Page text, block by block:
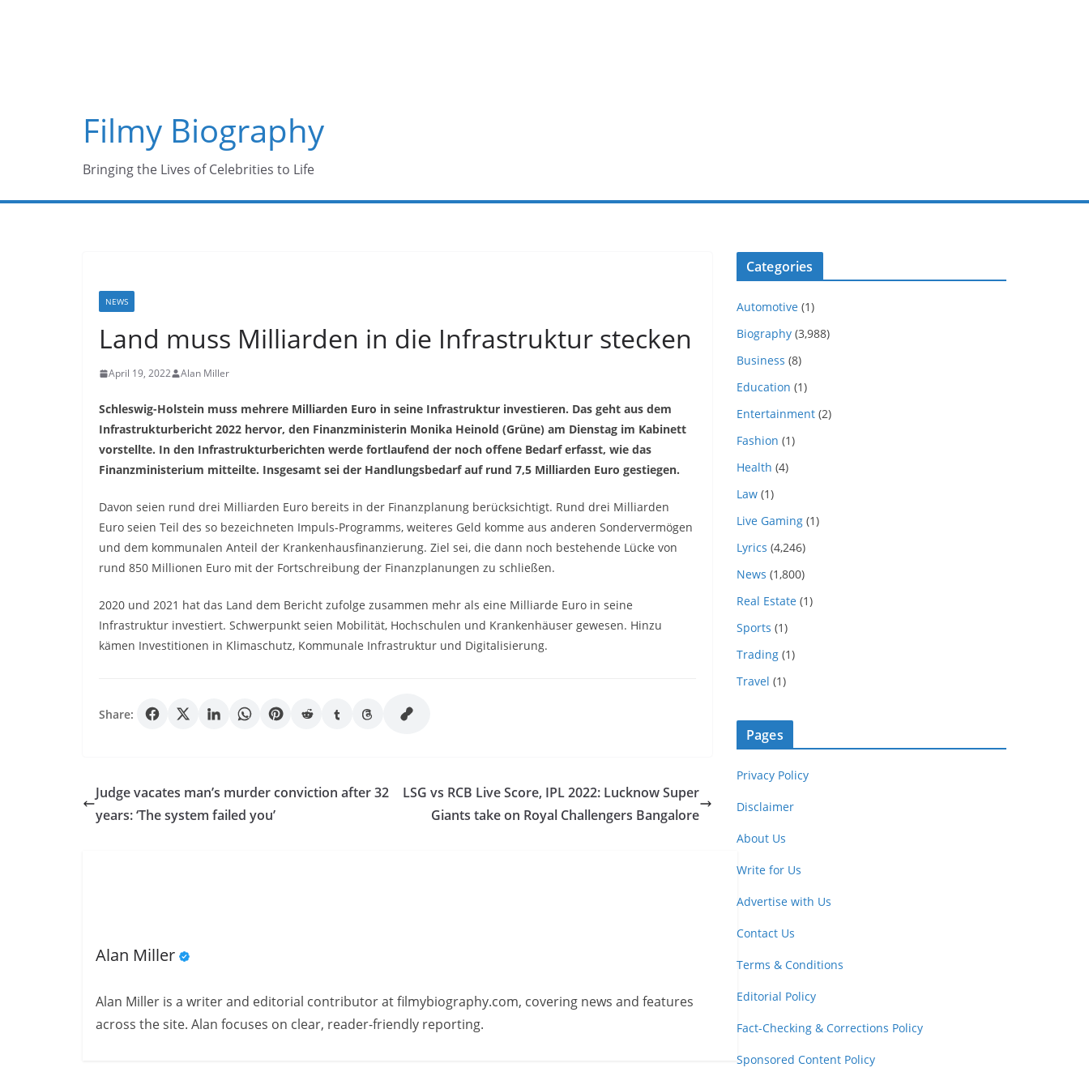
Filmy Biography
Bringing the Lives of Celebrities to Life
NEWS
Land muss Milliarden in die Infrastruktur stecken
April 19, 2022 Alan Miller
Schleswig-Holstein muss mehrere Milliarden Euro in seine Infrastruktur investieren. Das geht aus dem
Infrastrukturbericht 2022 hervor, den Finanzministerin Monika Heinold (Grüne) am Dienstag im Kabinett
vorstellte. In den Infrastrukturberichten werde fortlaufend der noch offene Bedarf erfasst, wie das
Finanzministerium mitteilte. Insgesamt sei der Handlungsbedarf auf rund 7,5 Milliarden Euro gestiegen.
Davon seien rund drei Milliarden Euro bereits in der Finanzplanung berücksichtigt. Rund drei Milliarden
Euro seien Teil des so bezeichneten Impuls-Programms, weiteres Geld komme aus anderen Sondervermögen
und dem kommunalen Anteil der Krankenhausfinanzierung. Ziel sei, die dann noch bestehende Lücke von
rund 850 Millionen Euro mit der Fortschreibung der Finanzplanungen zu schließen.
2020 und 2021 hat das Land dem Bericht zufolge zusammen mehr als eine Milliarde Euro in seine
Infrastruktur investiert. Schwerpunkt seien Mobilität, Hochschulen und Krankenhäuser gewesen. Hinzu
kämen Investitionen in Klimaschutz, Kommunale Infrastruktur und Digitalisierung.
Share:
Judge vacates man’s murder conviction after 32
years: ‘The system failed you’
LSG vs RCB Live Score, IPL 2022: Lucknow Super
Giants take on Royal Challengers Bangalore
Alan Miller
Alan Miller is a writer and editorial contributor at filmybiography.com, covering news and features
across the site. Alan focuses on clear, reader-friendly reporting.
Categories
Automotive (1)
Biography (3,988)
Business (8)
Education (1)
Entertainment (2)
Fashion (1)
Health (4)
Law (1)
Live Gaming (1)
Lyrics (4,246)
News (1,800)
Real Estate (1)
Sports (1)
Trading (1)
Travel (1)
Pages
Privacy Policy
Disclaimer
About Us
Write for Us
Advertise with Us
Contact Us
Terms & Conditions
Editorial Policy
Fact-Checking & Corrections Policy
Sponsored Content Policy